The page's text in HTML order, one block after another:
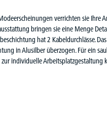
verrichten sie Ihre
bringen sie eine Menge
hat 2 Kabeldurchlässe.
in Alusilber überzogen. Für ein
individuelle Arbeitsplatzgestaltung